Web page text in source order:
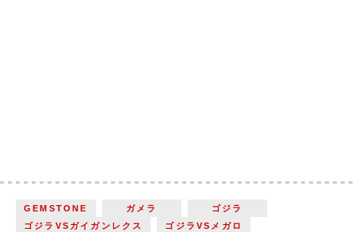
GEMSTONE ガメラ
ゴジラ
ゴジラVSガイガンレクス
ゴジラVSメガロ